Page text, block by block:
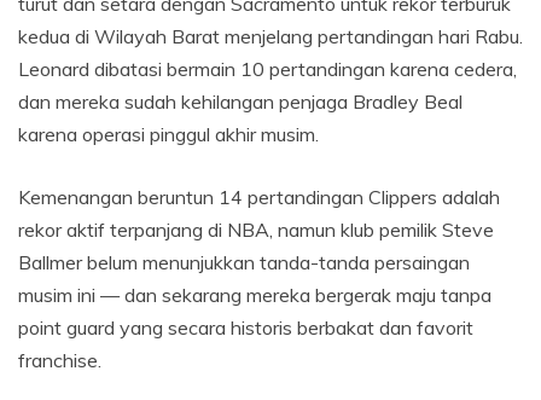
kedua di Wilayah Barat menjelang pertandingan hari Rabu.
Leonard dibatasi bermain 10 pertandingan karena cedera,
dan mereka sudah kehilangan penjaga Bradley Beal
karena operasi pinggul akhir musim.
Kemenangan beruntun 14 pertandingan Clippers adalah
rekor aktif terpanjang di NBA, namun klub pemilik Steve
Ballmer belum menunjukkan tanda-tanda persaingan
musim ini — dan sekarang mereka bergerak maju tanpa
point guard yang secara historis berbakat dan favorit
franchise.